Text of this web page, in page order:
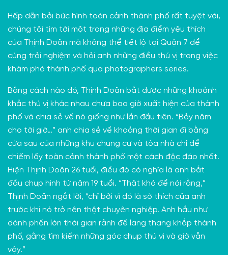
Hấp dẫn bởi bức hình toàn cảnh thành phố rất tuyệt vời,
chúng tôi tìm tới một trong những địa điểm yêu thích
của Thịnh Doãn mà không thể tiết lộ tại Quận 7 để
cùng trải nghiệm và hỏi anh những điều thú vị trong việc
khám phá thành phố qua photographers series.
Bằng cách nào đó, Thịnh Doãn bắt được những khoảnh
khắc thú vị khác nhau chưa bao giờ xuất hiện của thành
phố và chia sẻ về nó giống như lần đầu tiên. “Bảy năm
cho tới giờ…” anh chia sẻ về khoảng thời gian đi bằng
cửa sau của những khu chung cư và tòa nhà chỉ để
chiếm lấy toàn cảnh thành phố một cách độc đáo nhất.
Hiện Thịnh Doãn 26 tuổi, điều đó có nghĩa là anh bắt
đầu chụp hình từ năm 19 tuổi. “Thật khó để nói rằng,”
Thịnh Doãn ngắt lời, “chỉ bởi vì đó là sở thích của anh
trước khi nó trở nên thật chuyên nghiệp. Anh hầu như
dành phần lớn thời gian rảnh để lang thang khắp thành
phố, gắng tìm kiếm những góc chụp thú vị và giờ vẫn
vậy.”